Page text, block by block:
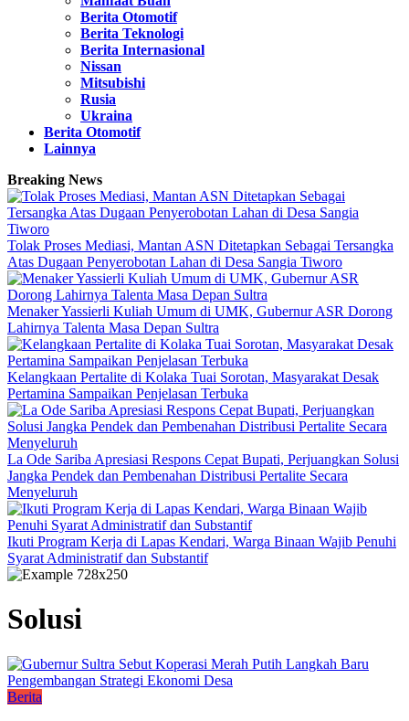
Berita Otomotif
Berita Teknologi
Berita Internasional
Nissan
Mitsubishi
Rusia
Ukraina
Berita Otomotif
Lainnya
Breaking News
Tolak Proses Mediasi, Mantan ASN Ditetapkan Sebagai Tersangka
Atas Dugaan Penyerobotan Lahan di Desa Sangia Tiworo
Menaker Yassierli Kuliah Umum di UMK, Gubernur ASR Dorong
Lahirnya Talenta Masa Depan Sultra
Kelangkaan Pertalite di Kolaka Tuai Sorotan, Masyarakat Desak
Pertamina Sampaikan Penjelasan Terbuka
La Ode Sariba Apresiasi Respons Cepat Bupati, Perjuangkan Solusi
Jangka Pendek dan Pembenahan Distribusi Pertalite Secara
Menyeluruh
Ikuti Program Kerja di Lapas Kendari, Warga Binaan Wajib Penuhi
Syarat Administratif dan Substantif
Solusi
Berita